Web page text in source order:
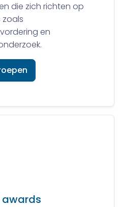
die zich richten op
zoals
en
awards